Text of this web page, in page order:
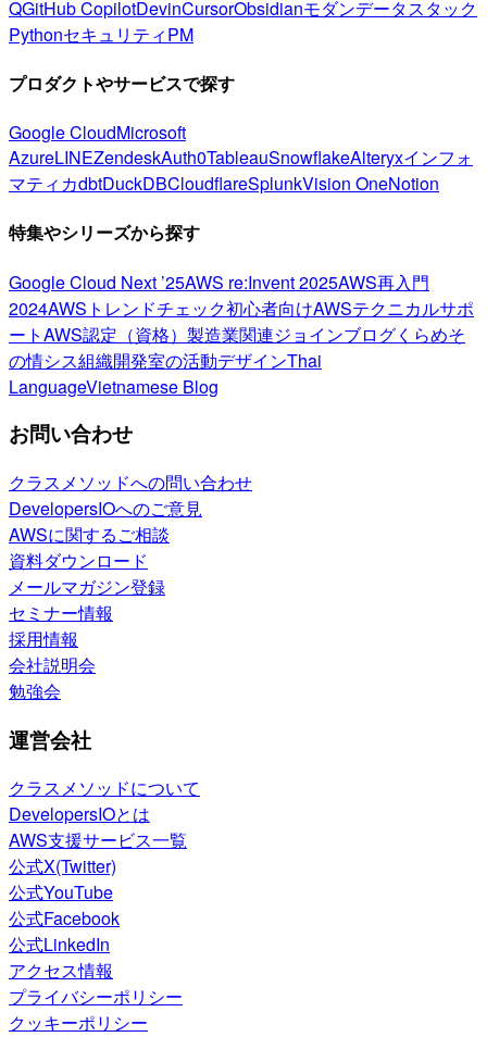
QGitHub CopilotDevinCursorObsidianモダンデータスタック
PythonセキュリティPM
プロダクトやサービスで探す
Google CloudMicrosoft
AzureLINEZendeskAuth0TableauSnowflakeAlteryxインフォ
マティカdbtDuckDBCloudflareSplunkVision OneNotion
特集やシリーズから探す
Google Cloud Next ’25AWS re:Invent 2025AWS再入門
2024AWSトレンドチェック初心者向けAWSテクニカルサポ
ートAWS認定（資格） 製造業関連ジョインブログくらめそ
の情シス組織開発室の活動デザインThai
LanguageVietnamese Blog
お問い合わせ
クラスメソッドへの問い合わせ
DevelopersIOへのご意見
AWSに関するご相談
資料ダウンロード
メールマガジン登録
セミナー情報
採用情報
会社説明会
勉強会
運営会社
クラスメソッドについて
DevelopersIOとは
AWS支援サービス一覧
公式X(Twitter)
公式YouTube
公式Facebook
公式LinkedIn
アクセス情報
プライバシーポリシー
クッキーポリシー